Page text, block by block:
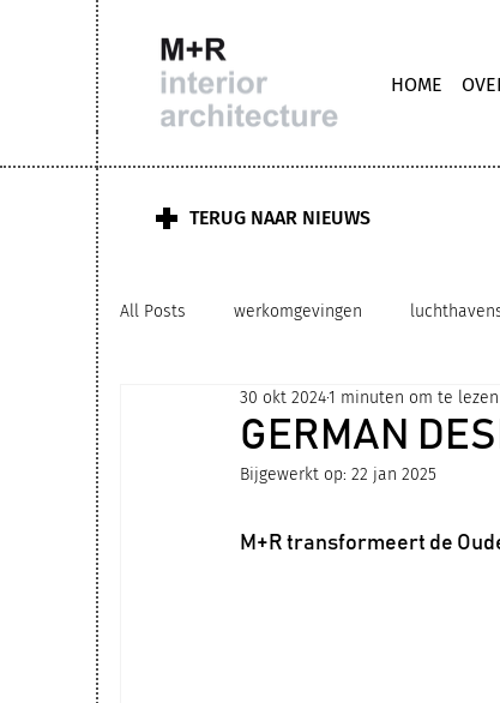
HOME
TERUG NAAR NIEUWS
All Posts werkomgevingen
M+R interior architecture clubhuis
GERMAN
30 okt 20241 minuten om te lezen
Bijgewerkt op: 22 jan 2025
M+R transformeert de